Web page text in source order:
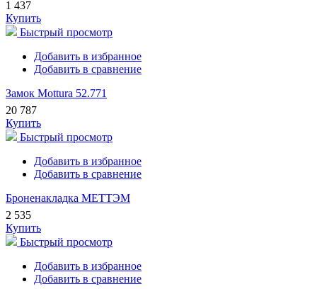
1 437
Купить
Быстрый просмотр
Добавить в избранное
Добавить в сравнение
Замок Mottura 52.771
20 787
Купить
Быстрый просмотр
Добавить в избранное
Добавить в сравнение
Броненакладка МЕТТЭМ
2 535
Купить
Быстрый просмотр
Добавить в избранное
Добавить в сравнение